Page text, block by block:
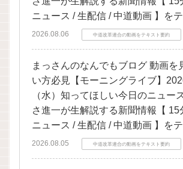
ニュース / 生配信 / 中道動画 】を
2026.08.06 中道改革連合の動画をテキスト要約
まっさんのなんでもブログ 動画を
い方必見【モーニングライブ】
（水）知ってほしい今日のニュー
さ進一が生解説する新聞情報【 15
ニュース / 生配信 / 中道動画 】を
2026.08.05 中道改革連合の動画をテキスト要約